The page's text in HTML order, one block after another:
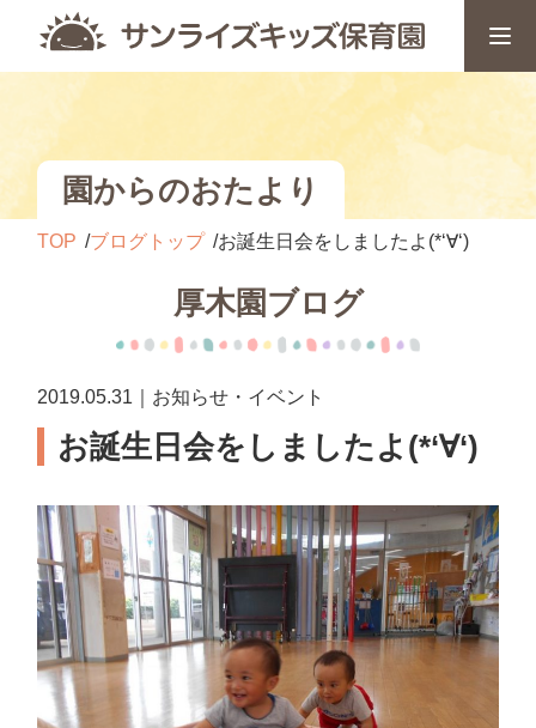
園からのおたより
TOP ブログトップ お誕生日会をしましたよ(*‘∀‘)
厚木園ブログ
2019.05.31｜お知らせ・イベント
お誕生日会をしましたよ(*‘∀‘)